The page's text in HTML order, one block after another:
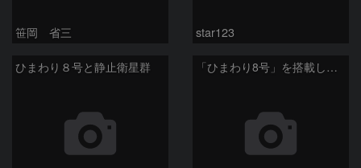
笹岡 省三 star123
ひまわり８号と静止衛星群 「ひまわり8号」を搭載したH2Aロケット 25号機打ち上げの排煙